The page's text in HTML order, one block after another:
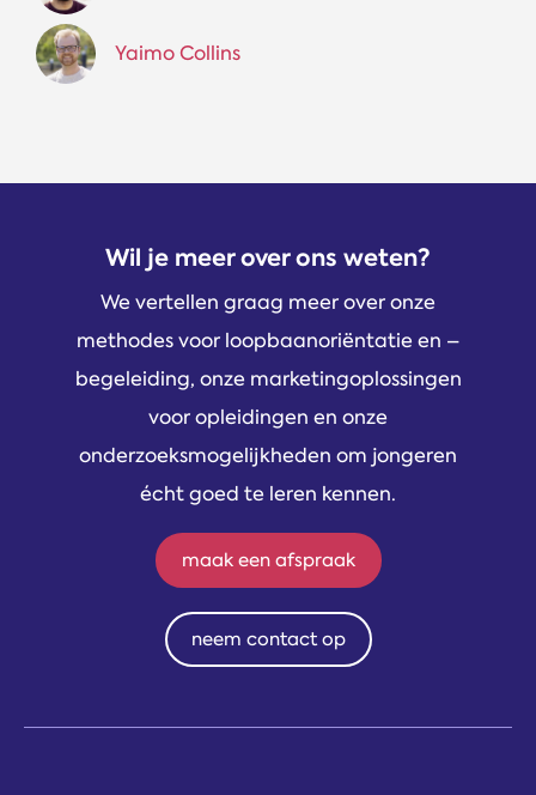
Yaimo Collins
Wil je meer over ons weten?
We vertellen graag meer over onze
methodes voor loopbaanoriëntatie en –
begeleiding, onze marketingoplossingen
voor opleidingen en onze
onderzoeksmogelijkheden om jongeren
écht goed te leren kennen.
maak een afspraak
neem contact op